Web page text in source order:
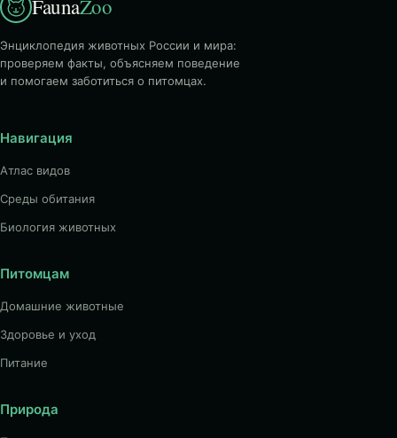
FaunaZoo
Энциклопедия животных России и мира:
проверяем факты, объясняем поведение
и помогаем заботиться о питомцах.
Навигация
Атлас видов
Среды обитания
Биология животных
Питомцам
Домашние животные
Здоровье и уход
Питание
Природа